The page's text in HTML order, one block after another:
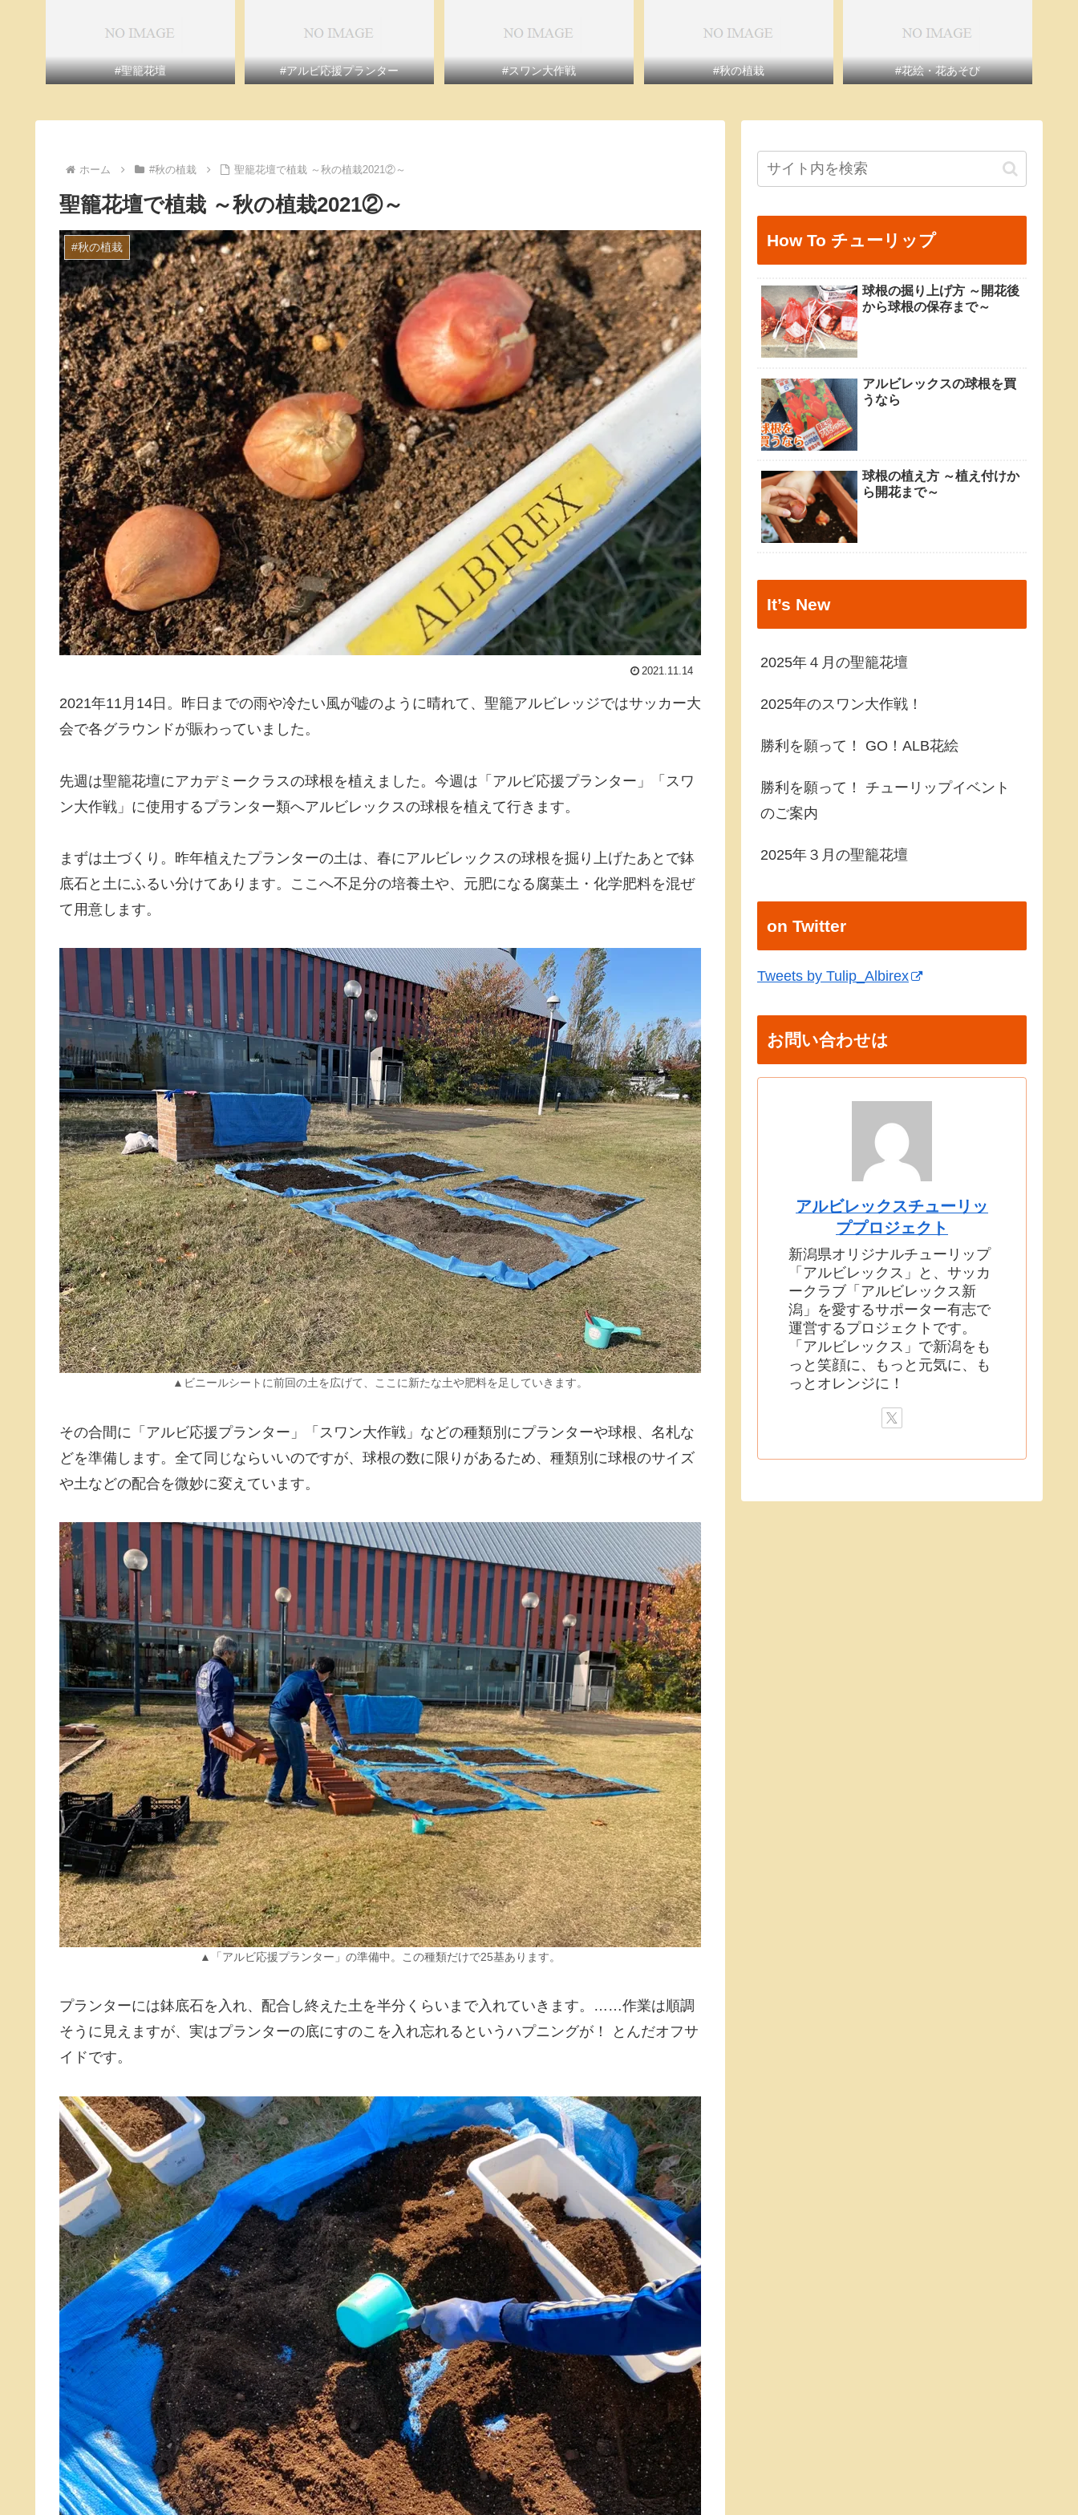
#聖籠花壇 #アルビ応援プランター #スワン大作戦 #秋の植栽 #花絵・花あそび
ホーム #秋の植栽 聖籠花壇で植栽 ～秋の植栽2021②～
聖籠花壇で植栽 ～秋の植栽2021②～
#秋の植栽
2021.11.14
2021年11月14日。昨日までの雨や冷たい風が嘘のように晴れて、聖籠アルビレッジではサッカー大
会で各グラウンドが賑わっていました。
先週は聖籠花壇にアカデミークラスの球根を植えました。今週は「アルビ応援プランター」「スワ
ン大作戦」に使用するプランター類へアルビレックスの球根を植えて行きます。
まずは土づくり。昨年植えたプランターの土は、春にアルビレックスの球根を掘り上げたあとで鉢
底石と土にふるい分けてあります。ここへ不足分の培養土や、元肥になる腐葉土・化学肥料を混ぜ
て用意します。
▲ビニールシートに前回の土を広げて、ここに新たな土や肥料を足していきます。
その合間に「アルビ応援プランター」「スワン大作戦」などの種類別にプランターや球根、名札な
どを準備します。全て同じならいいのですが、球根の数に限りがあるため、種類別に球根のサイズ
や土などの配合を微妙に変えています。
▲「アルビ応援プランター」の準備中。この種類だけで25基あります。
プランターには鉢底石を入れ、配合し終えた土を半分くらいまで入れていきます。……作業は順調
そうに見えますが、実はプランターの底にすのこを入れ忘れるというハプニングが！ とんだオフサ
イドです。
How To チューリップ
球根の掘り上げ方 ～開花後
から球根の保存まで～
アルビレックスの球根を買
うなら
球根の植え方 ～植え付けか
ら開花まで～
It’s New
2025年４月の聖籠花壇
2025年のスワン大作戦！
勝利を願って！ GO！ALB花絵
勝利を願って！ チューリップイベント
のご案内
2025年３月の聖籠花壇
on Twitter
Tweets by Tulip_Albirex
お問い合わせは
アルビレックスチューリッ
ププロジェクト
新潟県オリジナルチューリップ
「アルビレックス」と、サッカ
ークラブ「アルビレックス新
潟」を愛するサポーター有志で
運営するプロジェクトです。
「アルビレックス」で新潟をも
っと笑顔に、もっと元気に、も
っとオレンジに！